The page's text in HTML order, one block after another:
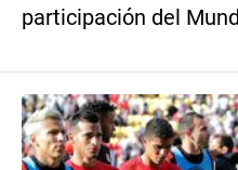
participación del